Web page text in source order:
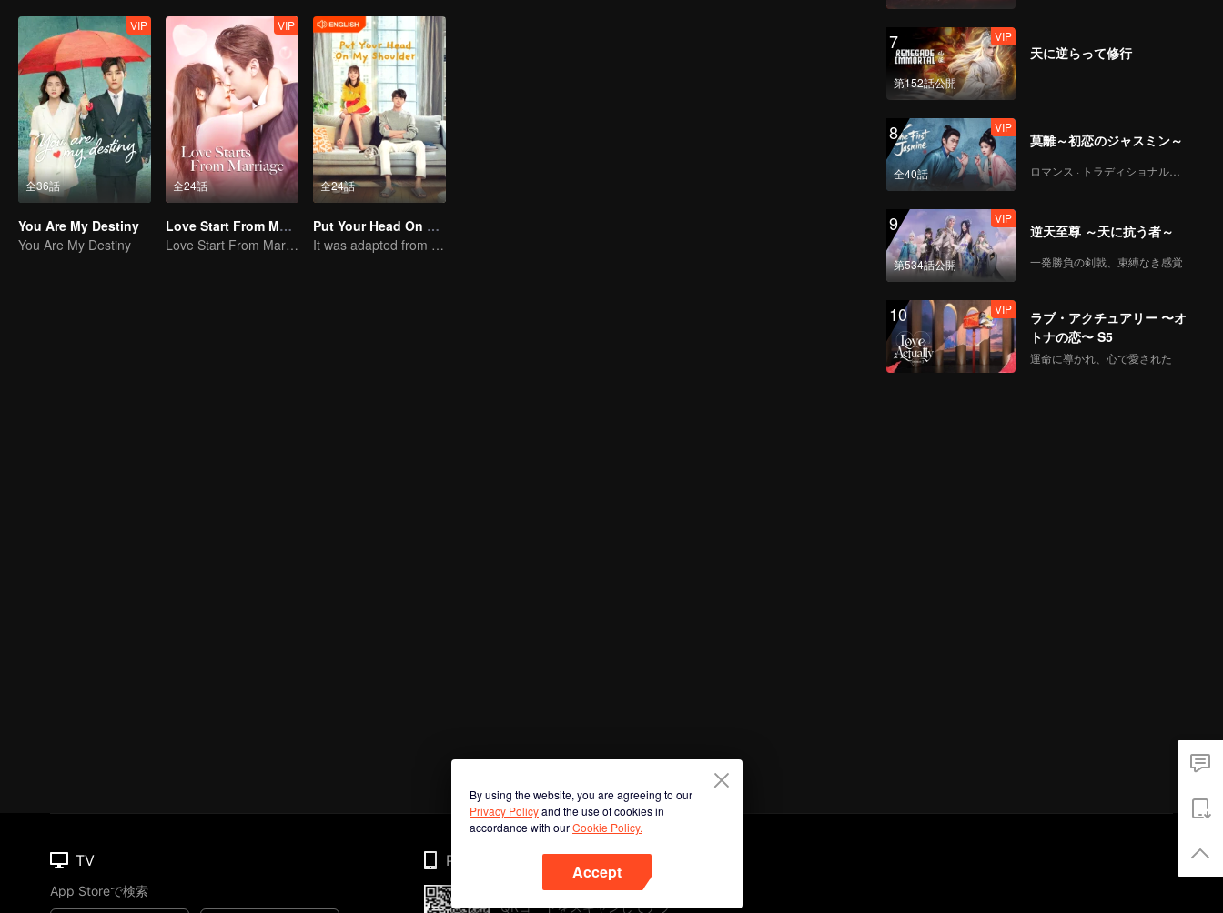
全36話
VIP
You Are My Destiny
You Are My Destiny
全24話
VIP
Love Start From Marriage
Love Start From Marriage
全24話
Put Your Head On My Shoulder (Eng Dub)
It was adapted from the same series of novels as "A Love so Beautiful"
7
第152話公開
VIP
天に逆らって修行
8
全40話
VIP
莫離～初恋のジャスミン～
ロマンス · トラディショナル・コスチューム
9
第534話公開
VIP
逆天至尊 ～天に抗う者～
一発勝負の剣戟、束縛なき感覚
10 VIP
ラブ・アクチュアリー 〜オ
トナの恋〜 S5
運命に導かれ、心で愛された
By using the website, you are agreeing to our
Privacy Policyand the use of cookies in
accordance with ourCookie Policy.
Accept
TV
App Storeで検索
Phone
QRコードをスキャンしてアプ